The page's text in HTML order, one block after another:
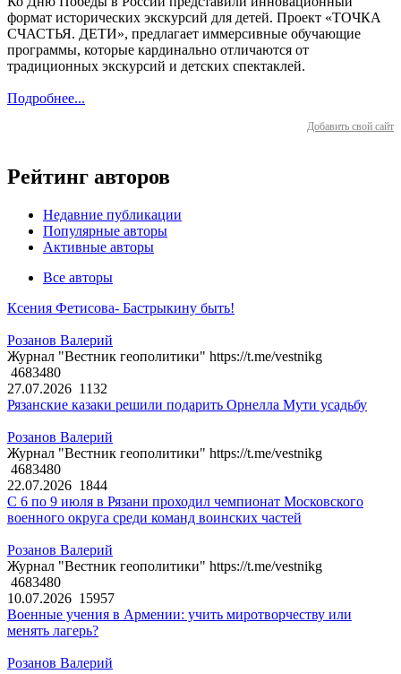
формат исторических экскурсий для детей. Проект «ТОЧКА
СЧАСТЬЯ. ДЕТИ», предлагает иммерсивные обучающие
программы, которые кардинально отличаются от
традиционных экскурсий и детских спектаклей.
Подробнее...
Добавить свой сайт
Рейтинг авторов
Недавние публикации
Популярные авторы
Активные авторы
Все авторы
Ксения Фетисова- Бастрыкину быть!
Розанов Валерий
Журнал "Вестник геополитики" https://t.me/vestnikg
4683480
27.07.2026 1132
Рязанские казаки решили подарить Орнелла Мути усадьбу
Розанов Валерий
Журнал "Вестник геополитики" https://t.me/vestnikg
4683480
22.07.2026 1844
С 6 по 9 июля в Рязани проходил чемпионат Московского
военного округа среди команд воинских частей
Розанов Валерий
Журнал "Вестник геополитики" https://t.me/vestnikg
4683480
10.07.2026 15957
Военные учения в Армении: учить миротворчеству или
менять лагерь?
Розанов Валерий